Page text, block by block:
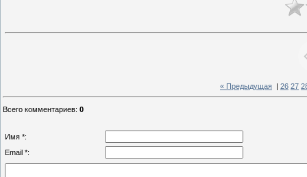
« Предыдущая 26 27
Всего комментариев: 0
Имя *:
Email *: